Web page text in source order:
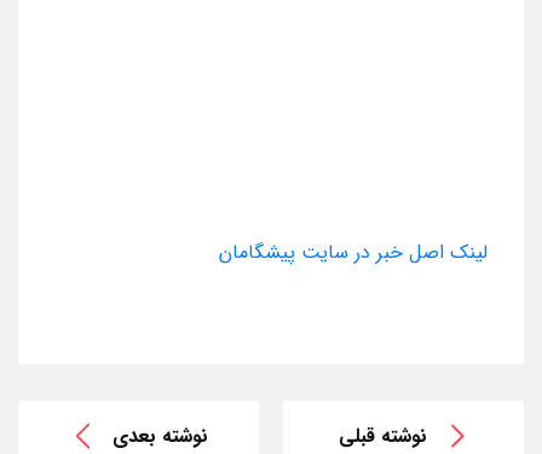
لینک اصل خبر در سایت پیشگامان
نوشته قبلی نوشته بعدی